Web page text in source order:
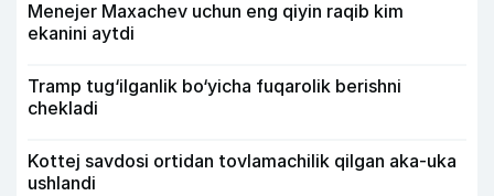
Menejer Maxachev uchun eng qiyin raqib kim
ekanini aytdi
Tramp tug‘ilganlik bo‘yicha fuqarolik berishni
chekladi
Kottej savdosi ortidan tovlamachilik qilgan aka-uka
ushlandi